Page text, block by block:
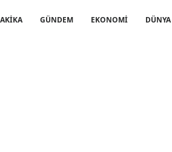
GÜNDEM EKONOMİ DÜNYA